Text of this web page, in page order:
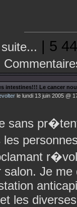
| 5
intestines!!! Le cancer
le lundi 13 juin 2005 @
sans
salon. Je
les